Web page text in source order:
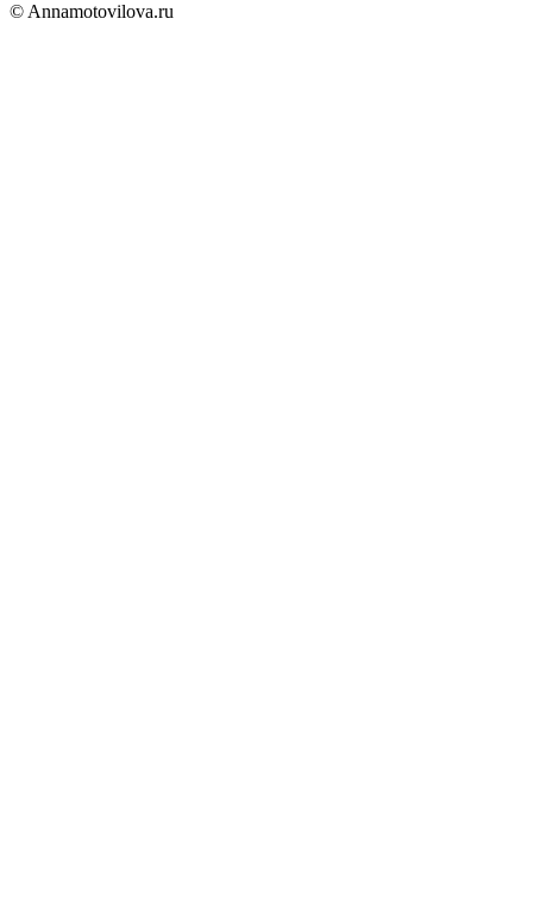
© Annamotovilova.ru